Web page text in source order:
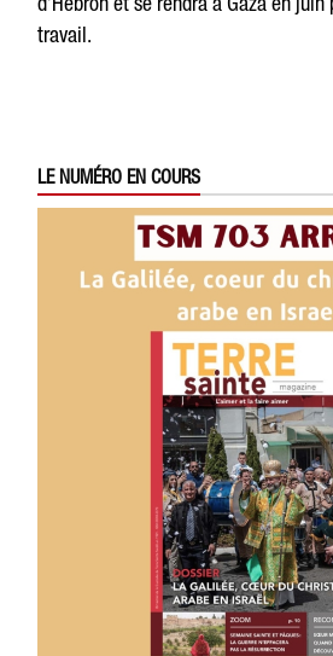
travail.
LE NUMÉRO EN COURS